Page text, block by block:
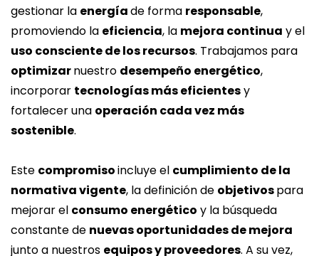
Contacto
gestionar la energíade forma responsable,
promoviendo la eficiencia, la mejora continua y el
uso consciente de los recursos. Trabajamos para
optimizarnuestro desempeño energético,
incorporar tecnologías más eficientesy
fortalecer una operación cada vez más
sostenible.
Este compromisoincluye el cumplimiento de la
normativa vigente, la definición de objetivospara
mejorar el consumo energético y la búsqueda
constante de nuevas oportunidades de mejora
junto a nuestros equipos y proveedores. A su vez,